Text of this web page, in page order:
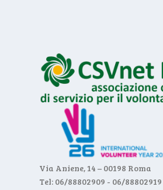
Via Aniene, 14 – 00198 Roma
Tel: 06/88802909 - 06/88802919